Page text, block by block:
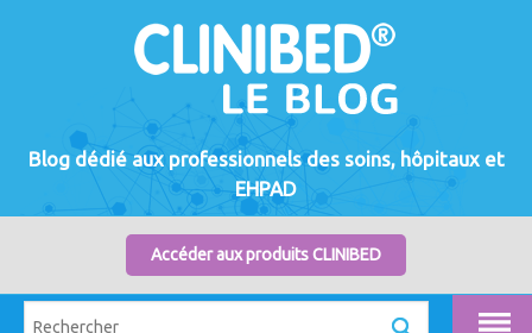
Accéder aux produits CLINIBED
Blog dédié aux professionnels des soins, hôpitaux et
EHPAD